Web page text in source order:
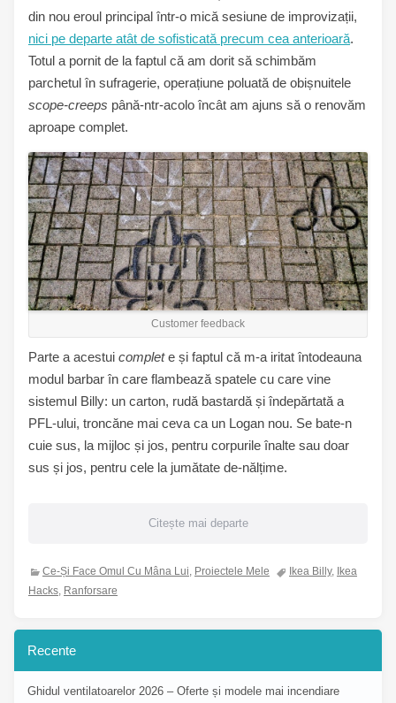
din nou eroul principal într-o mică sesiune de improvizații,
nici pe departe atât de sofisticată precum cea anterioară.
Totul a pornit de la faptul că am dorit să schimbăm
parchetul în sufragerie, operațiune poluată de obișnuitele
scope-creeps până-ntr-acolo încât am ajuns să o renovăm
aproape complet.
Customer feedback
Parte a acestui complete și faptul că m-a iritat întodeauna
modul barbar în care flambează spatele cu care vine
sistemul Billy: un carton, rudă bastardă și îndepărtată a
PFL-ului, troncăne mai ceva ca un Logan nou. Se bate-n
cuie sus, la mijloc și jos, pentru corpurile înalte sau doar
sus și jos, pentru cele la jumătate de-nălțime.
Citește mai departe
Ce-Și Face Omul Cu Mâna Lui, Proiectele Mele Ikea Billy, Ikea
Hacks, Ranforsare
Recente
Ghidul ventilatoarelor 2026 – Oferte și modele mai incendiare